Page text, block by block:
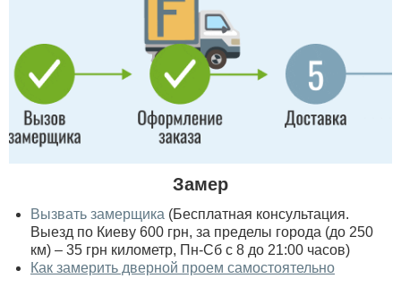
Замер
Вызвать замерщика (Бесплатная консультация.
Выезд по Киеву 600 грн, за пределы города (до 250
км) – 35 грн километр, Пн-Сб с 8 до 21:00 часов)
Как замерить дверной проем самостоятельно